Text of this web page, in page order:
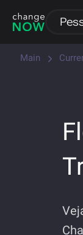
Main